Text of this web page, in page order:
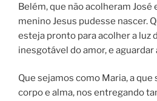
Belém, que não acolheram José
menino Jesus pudesse nascer.
esteja pronto para acolher a luz
inesgotável do amor, e aguardar
Que sejamos como Maria, a que
corpo e alma, nos entregando